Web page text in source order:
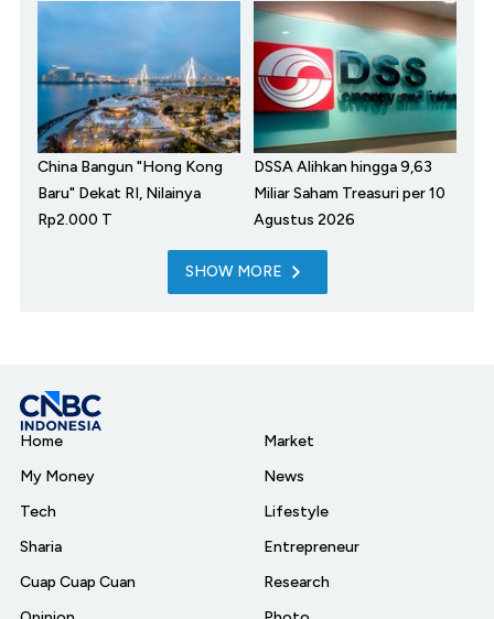
China Bangun "Hong Kong
Baru" Dekat RI, Nilainya
Rp2.000 T
DSSA Alihkan hingga 9,63
Miliar Saham Treasuri per 10
Agustus 2026
SHOW MORE
Home
My Money
Tech
Sharia
Cuap Cuap Cuan
Market
News
Lifestyle
Entrepreneur
Research